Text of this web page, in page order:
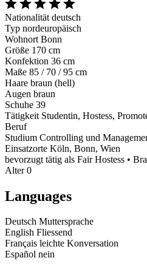
Nationalität deutsch
Typ nordeuropäisch
Wohnort Bonn
Größe 170 cm
Konfektion 36 cm
Maße 85 / 70 / 95 cm
Haare braun (hell)
Augen braun
Schuhe 39
Tätigkeit Studentin, Hostess,
Beruf
Studium Controlling und
Einsatzorte Köln, Bonn, Wien
bevorzugt tätig als Fair Hostess •
Alter 0
Languages
Deutsch Muttersprache
English Fliessend
Français leichte Konversation
Español nein